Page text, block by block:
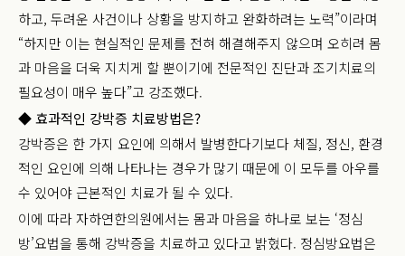
하고, 두려운 사건이나 상황을 방지하고 완화하려는 노력”이라며
“하지만 이는 현실적인 문제를 전혀 해결해주지 않으며 오히려 몸
과 마음을 더욱 지치게 할 뿐이기에 전문적인 진단과 조기치료의
필요성이 매우 높다”고 강조했다.
◆ 효과적인 강박증 치료방법은?
강박증은 한 가지 요인에 의해서 발병한다기보다 체질, 정신, 환경
적인 요인에 의해 나타나는 경우가 많기 때문에 이 모두를 아우를
수 있어야 근본적인 치료가 될 수 있다.
이에 따라 자하연한의원에서는 몸과 마음을 하나로 보는 ‘정심
방’요법을 통해 강박증을 치료하고 있다고 밝혔다. 정심방요법은